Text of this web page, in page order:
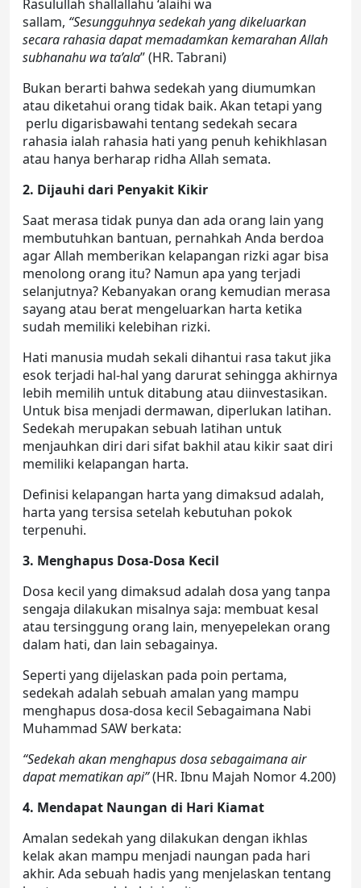
Rasulullah shallallahu ‘alaihi wa
sallam, “Sesungguhnya sedekah yang dikeluarkan
secara rahasia dapat memadamkan kemarahan Allah
subhanahu wa ta’ala” (HR. Tabrani)
Bukan berarti bahwa sedekah yang diumumkan
atau diketahui orang tidak baik. Akan tetapi yang
perlu digarisbawahi tentang sedekah secara
rahasia ialah rahasia hati yang penuh kehikhlasan
atau hanya berharap ridha Allah semata.
2. Dijauhi dari Penyakit Kikir
Saat merasa tidak punya dan ada orang lain yang
membutuhkan bantuan, pernahkah Anda berdoa
agar Allah memberikan kelapangan rizki agar bisa
menolong orang itu? Namun apa yang terjadi
selanjutnya? Kebanyakan orang kemudian merasa
sayang atau berat mengeluarkan harta ketika
sudah memiliki kelebihan rizki.
Hati manusia mudah sekali dihantui rasa takut jika
esok terjadi hal-hal yang darurat sehingga akhirnya
lebih memilih untuk ditabung atau diinvestasikan.
Untuk bisa menjadi dermawan, diperlukan latihan.
Sedekah merupakan sebuah latihan untuk
menjauhkan diri dari sifat bakhil atau kikir saat diri
memiliki kelapangan harta.
Definisi kelapangan harta yang dimaksud adalah,
harta yang tersisa setelah kebutuhan pokok
terpenuhi.
3. Menghapus Dosa-Dosa Kecil
Dosa kecil yang dimaksud adalah dosa yang tanpa
sengaja dilakukan misalnya saja: membuat kesal
atau tersinggung orang lain, menyepelekan orang
dalam hati, dan lain sebagainya.
Seperti yang dijelaskan pada poin pertama,
sedekah adalah sebuah amalan yang mampu
menghapus dosa-dosa kecil Sebagaimana Nabi
Muhammad SAW berkata:
“Sedekah akan menghapus dosa sebagaimana air
dapat mematikan api”(HR. Ibnu Majah Nomor 4.200)
4. Mendapat Naungan di Hari Kiamat
Amalan sedekah yang dilakukan dengan ikhlas
kelak akan mampu menjadi naungan pada hari
akhir. Ada sebuah hadis yang menjelaskan tentang